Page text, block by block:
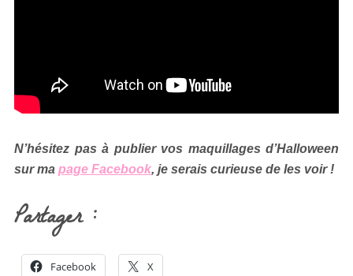
N’hésitez pas à publier vos maquillages d’Halloween
sur ma page Facebook, je serais curieuse de les voir !
Partager :
Facebook X